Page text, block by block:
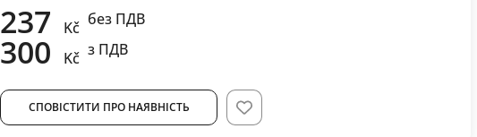
237 Kč без ПДВ
300 Kč з ПДВ
СПОВІСТИТИ ПРО НАЯВНІСТЬ